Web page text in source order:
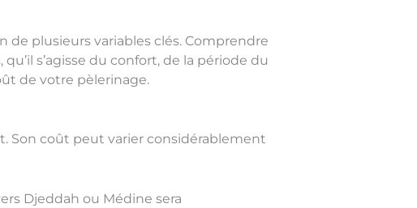
de plusieurs variables clés. Comprendre
s’agisse du confort, de la période du
de votre pèlerinage.
Son coût peut varier considérablement
Djeddah ou Médine sera